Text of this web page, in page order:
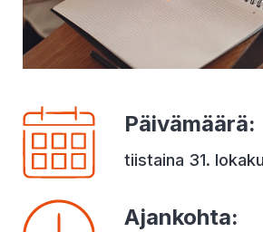
Päivämäärä:
tiistaina 31.
Ajankohta: